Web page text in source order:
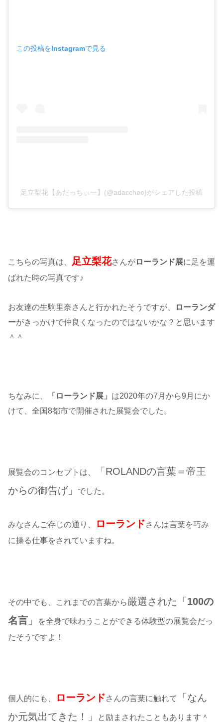
この投稿をInstagramで見る
足立梨花【あだっちぃー】(@adacchee)がシェアした投稿
こちらの写真は、 足立梨花さんがローランド展に足を運
ばれた時の写真です♪
お友達の生駒里奈さんと行かれたそうですが、
ローランダ
ーがきっかけで仲良くなったのではないかな？と思います
＾＾
ちなみに、 「ローランド展」 は2020年の7月から9月にか
けて、全国8都市で開催された展覧会でした。
展覧会のコンセプトは、
「ROLANDの言葉＝帝王
からの御告げ」
でした。
みなさんご存じの通り、 ローランドさんは言葉を巧み
に操る仕事をされていますね。
その中でも、これまでの言葉から 厳選された「 100の
名言 」
を全身で味わうことができる体験型の展覧会だっ
たそうですよ！
個人的にも、 ローランドさんの言葉に触れて
「なん
か元気出てきた！」
と励まされたこともあります＾